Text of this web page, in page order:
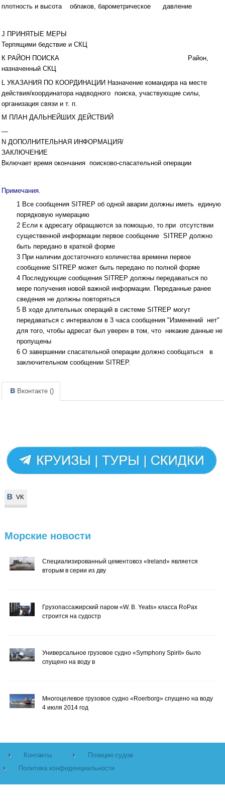
плотность и высота облаков, барометрическое давление
J ПРИНЯТЫЕ МЕРЫ
Терпящими бедствие и СКЦ
К РАЙОН ПОИСКА Район,
назначенный СКЦ
L УКАЗАНИЯ ПО КООРДИНАЦИИ Назначение командира на месте
действия/координатора надводного поиска, участвующие силы,
организация связи и т. п.
М ПЛАН ДАЛЬНЕЙШИХ ДЕЙСТВИЙ
—
N ДОПОЛНИТЕЛЬНАЯ ИНФОРМАЦИЯ/
ЗАКЛЮЧЕНИЕ
Включает время окончания поисково-спасательной операции
Примечания.
1 Все сообщения SITREP об одной аварии должны иметь единую
порядковую нумерацию
2 Если к адресату обращаются за помощью, то при отсутствии
существенной информации первое сообщение SITREP должно
быть передано в краткой форме
3 При наличии достаточного количества времени первое
сообщение SITREP может быть передано по полной форме
4 Последующие сообщения SITREP должны передаваться по
мере получения новой важной информации. Переданные ранее
сведения не должны повторяться
5 В ходе длительных операций в системе SITREP могут
передаваться с интервалом в 3 часа сообщения "Изменений нет"
для того, чтобы адресат был уверен в том, что никакие данные не
пропущены
6 О завершении спасательной операции должно сообщаться в
заключительном сообщении SITREP.
Вконтакте ()
VK
VK
Морские новости
Специализированный цементовоз «Ireland» является
вторым в серии из дву
Грузопассажирский паром «W. B. Yeats» класса RoPax
строится на судостр
Универсальное грузовое судно «Symphony Spirit» было
спущено на воду в
Многоцелевое грузовое судно «Roerborg» спущено на воду
4 июля 2014 год
Контакты
Позиции судов
Политика конфиденциальности